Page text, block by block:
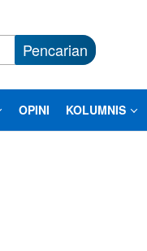
Pencarian
OPINI KOLUMNIS